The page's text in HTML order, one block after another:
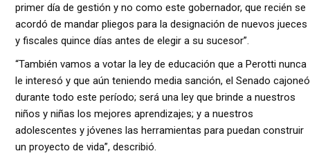
primer día de gestión y no como este gobernador, que recién se
acordó de mandar pliegos para la designación de nuevos jueces
y fiscales quince días antes de elegir a su sucesor”.
“También vamos a votar la ley de educación que a Perotti nunca
le interesó y que aún teniendo media sanción, el Senado cajoneó
durante todo este período; será una ley que brinde a nuestros
niños y niñas los mejores aprendizajes; y a nuestros
adolescentes y jóvenes las herramientas para puedan construir
un proyecto de vida”, describió.